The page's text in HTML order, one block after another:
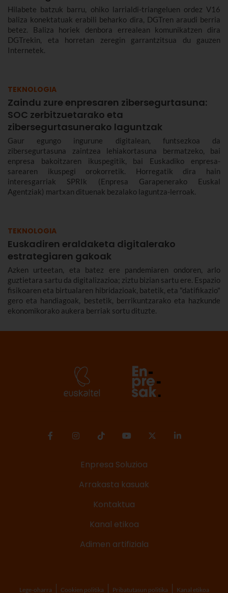
Hilabete batzuk barru, ohiko larrialdi-triangeluen ordez V16
baliza konektatuak erabili beharko dira, DGTren araudi berria
betez. Baliza horiek denbora errealean komunikatzen dira
DGTrekin, eta horretan zeregin garrantzitsua du gauzen
Internetek.
TEKNOLOGIA
Zaindu zure enpresaren zibersegurtasuna:
SOC zerbitzuetarako eta
zibersegurtasunerako laguntzak
Gaur egungo ingurune digitalean, funtsezkoa da
zibersegurtasuna zaintzea lehiakortasuna bermatzeko, bai
enpresa bakoitzaren ikuspegitik, bai Euskadiko enpresa-
sarearen ikuspegi orokorretik. Horregatik dira hain
interesgarriak SPRIk (Enpresa Garapenerako Euskal
Agentziak) martxan dituenak bezalako laguntza-lerroak.
TEKNOLOGIA
Euskadiren eraldaketa digitalerako
estrategiaren gakoak
Azken urteetan, eta batez ere pandemiaren ondoren, arlo
guztietara sartu da digitalizazioa; ziztu bizian sartu ere. Espazio
fisikoaren eta birtualaren hibridazioak, batetik, eta "datifikazio"
gero eta handiagoak, bestetik, berrikuntzarako eta hazkunde
ekonomikorako aukera berriak sortu dituzte.
Enpresa Soluzioa
Arrakasta kasuak
Kontaktua
Kanal etikoa
Adimen artifiziala
Lege-oharra Cookien politika Pribatutasun politika Kanal etikoa